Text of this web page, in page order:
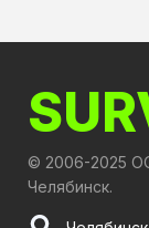
© 2006-2025
Челябинск.